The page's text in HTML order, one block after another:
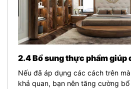
2.4 Bổ sung thực phẩm giúp
Nếu đã áp dụng các cách trên
khả quan, bạn nên tăng cường